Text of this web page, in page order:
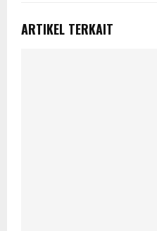
ARTIKEL TERKAIT